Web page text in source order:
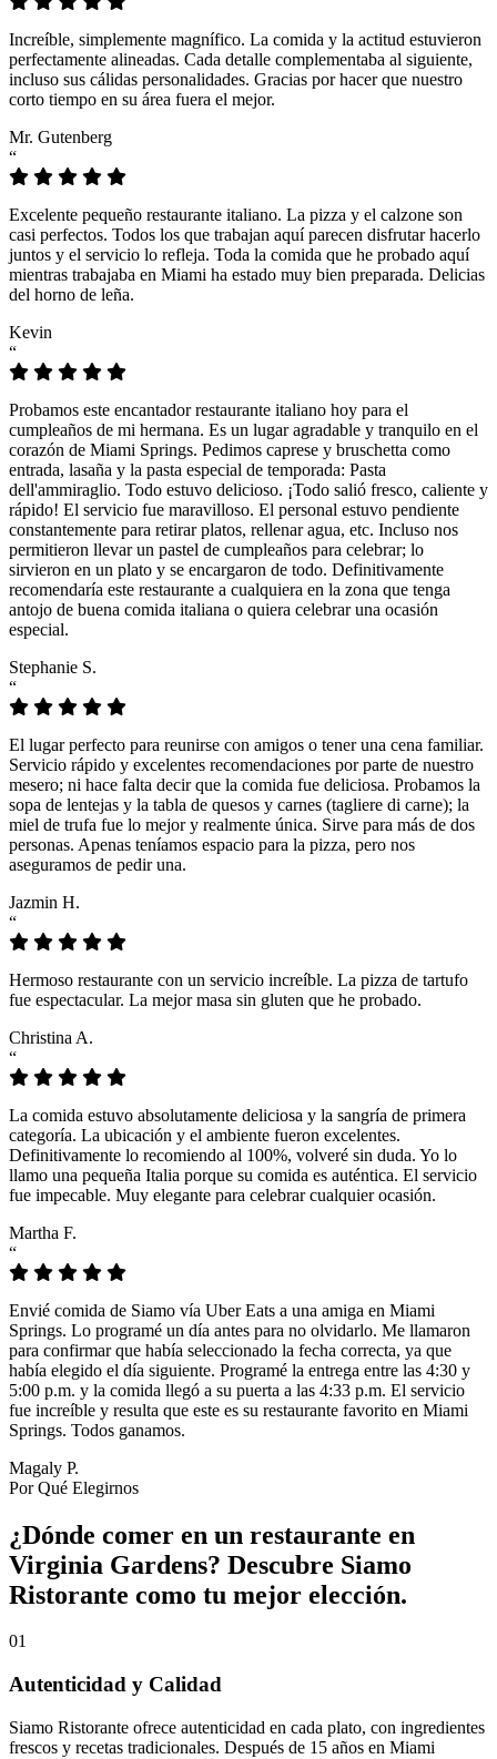
Increíble, simplemente magnífico. La comida y la actitud estuvieron
perfectamente alineadas. Cada detalle complementaba al siguiente,
incluso sus cálidas personalidades. Gracias por hacer que nuestro
corto tiempo en su área fuera el mejor.
Mr. Gutenberg
“
Excelente pequeño restaurante italiano. La pizza y el calzone son
casi perfectos. Todos los que trabajan aquí parecen disfrutar hacerlo
juntos y el servicio lo refleja. Toda la comida que he probado aquí
mientras trabajaba en Miami ha estado muy bien preparada. Delicias
del horno de leña.
Kevin
“
Probamos este encantador restaurante italiano hoy para el
cumpleaños de mi hermana. Es un lugar agradable y tranquilo en el
corazón de Miami Springs. Pedimos caprese y bruschetta como
entrada, lasaña y la pasta especial de temporada: Pasta
dell'ammiraglio. Todo estuvo delicioso. ¡Todo salió fresco, caliente y
rápido! El servicio fue maravilloso. El personal estuvo pendiente
constantemente para retirar platos, rellenar agua, etc. Incluso nos
permitieron llevar un pastel de cumpleaños para celebrar; lo
sirvieron en un plato y se encargaron de todo. Definitivamente
recomendaría este restaurante a cualquiera en la zona que tenga
antojo de buena comida italiana o quiera celebrar una ocasión
especial.
Stephanie S.
“
El lugar perfecto para reunirse con amigos o tener una cena familiar.
Servicio rápido y excelentes recomendaciones por parte de nuestro
mesero; ni hace falta decir que la comida fue deliciosa. Probamos la
sopa de lentejas y la tabla de quesos y carnes (tagliere di carne); la
miel de trufa fue lo mejor y realmente única. Sirve para más de dos
personas. Apenas teníamos espacio para la pizza, pero nos
aseguramos de pedir una.
Jazmin H.
“
Hermoso restaurante con un servicio increíble. La pizza de tartufo
fue espectacular. La mejor masa sin gluten que he probado.
Christina A.
“
La comida estuvo absolutamente deliciosa y la sangría de primera
categoría. La ubicación y el ambiente fueron excelentes.
Definitivamente lo recomiendo al 100%, volveré sin duda. Yo lo
llamo una pequeña Italia porque su comida es auténtica. El servicio
fue impecable. Muy elegante para celebrar cualquier ocasión.
Martha F.
“
Envié comida de Siamo vía Uber Eats a una amiga en Miami
Springs. Lo programé un día antes para no olvidarlo. Me llamaron
para confirmar que había seleccionado la fecha correcta, ya que
había elegido el día siguiente. Programé la entrega entre las 4:30 y
5:00 p.m. y la comida llegó a su puerta a las 4:33 p.m. El servicio
fue increíble y resulta que este es su restaurante favorito en Miami
Springs. Todos ganamos.
Magaly P.
Por Qué Elegirnos
¿Dónde comer en un restaurante en
Virginia Gardens? Descubre Siamo
Ristorante como tu mejor elección.
01
Autenticidad y Calidad
Siamo Ristorante ofrece autenticidad en cada plato, con ingredientes
frescos y recetas tradicionales. Después de 15 años en Miami